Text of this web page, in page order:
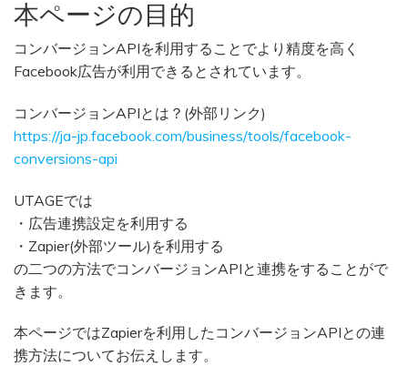
本ページの目的
コンバージョンAPIを利用することでより精度を高く
Facebook広告が利用できるとされています。
コンバージョンAPIとは？(外部リンク)
https://ja-jp.facebook.com/business/tools/facebook-
conversions-api
UTAGEでは
・広告連携設定を利用する
・Zapier(外部ツール)を利用する
の二つの方法でコンバージョンAPIと連携をすることがで
きます。
本ページではZapierを利用したコンバージョンAPIとの連
携方法についてお伝えします。